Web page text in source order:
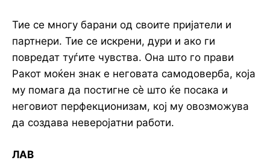
Тие се многу барани од своите пријатели и
партнери. Тие се искрени, дури и ако ги
повредат туѓите чувства. Она што го прави
Ракот моќен знак е неговата самодоверба, која
му помага да постигне сè што ќе посака и
неговиот перфекционизам, кој му овозможува
да создава неверојатни работи.
ЛАВ